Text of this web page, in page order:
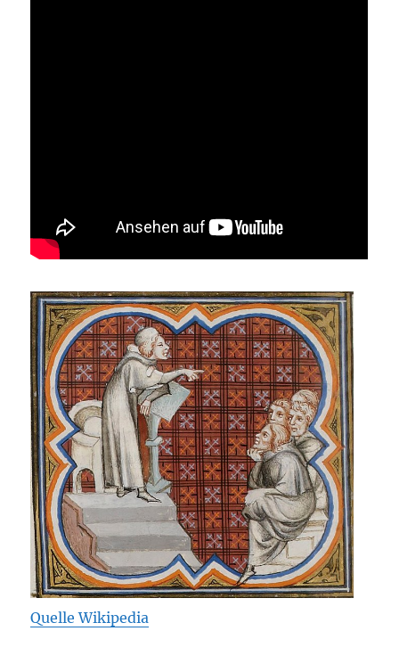
Quelle Wikipedia